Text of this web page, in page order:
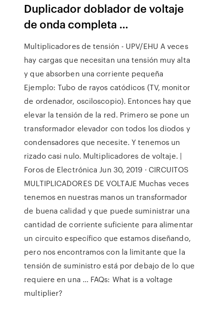
Duplicador doblador de voltaje
de onda completa ...
Multiplicadores de tensión - UPV/EHU A veces
hay cargas que necesitan una tensión muy alta
y que absorben una corriente pequeña
Ejemplo: Tubo de rayos catódicos (TV, monitor
de ordenador, osciloscopio). Entonces hay que
elevar la tensión de la red. Primero se pone un
transformador elevador con todos los diodos y
condensadores que necesite. Y tenemos un
rizado casi nulo. Multiplicadores de voltaje. |
Foros de Electrónica Jun 30, 2019 · CIRCUITOS
MULTIPLICADORES DE VOLTAJE Muchas veces
tenemos en nuestras manos un transformador
de buena calidad y que puede suministrar una
cantidad de corriente suficiente para alimentar
un circuito específico que estamos diseñando,
pero nos encontramos con la limitante que la
tensión de suministro está por debajo de lo que
requiere en una … FAQs: What is a voltage
multiplier?